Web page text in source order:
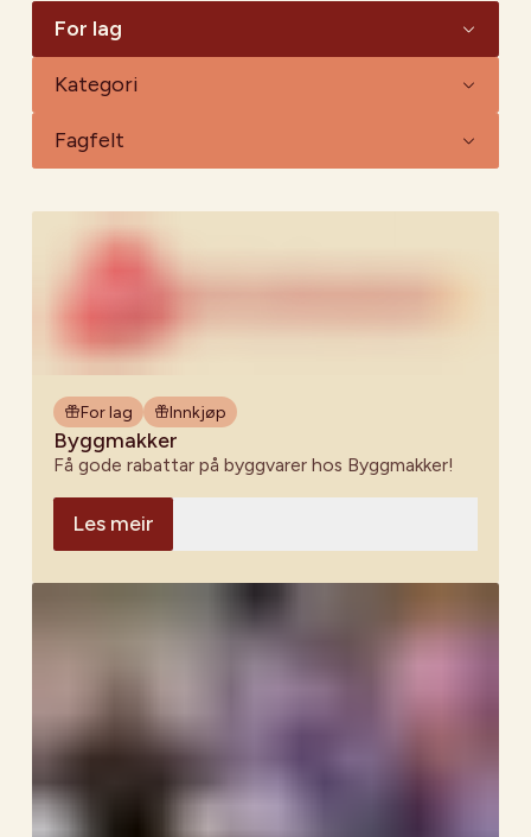
For lag
Kategori
Fagfelt
For lag Innkjøp
Byggmakker
Få gode rabattar på byggvarer hos Byggmakker!
Les meir